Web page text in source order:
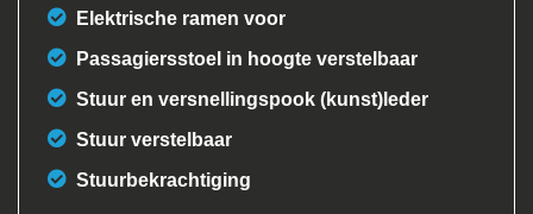
Elektrische ramen voor
Passagiersstoel in hoogte verstelbaar
Stuur en versnellingspook (kunst)leder
Stuur verstelbaar
Stuurbekrachtiging